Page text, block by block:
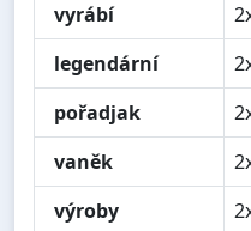
vyrábí
legendární
pořadjak
vaněk
výroby